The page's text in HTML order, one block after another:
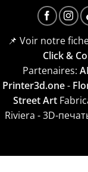
📌 Voir notre
Click &
Partenaires:
Printer3d.one-
Street Art
Riviera - 3D-